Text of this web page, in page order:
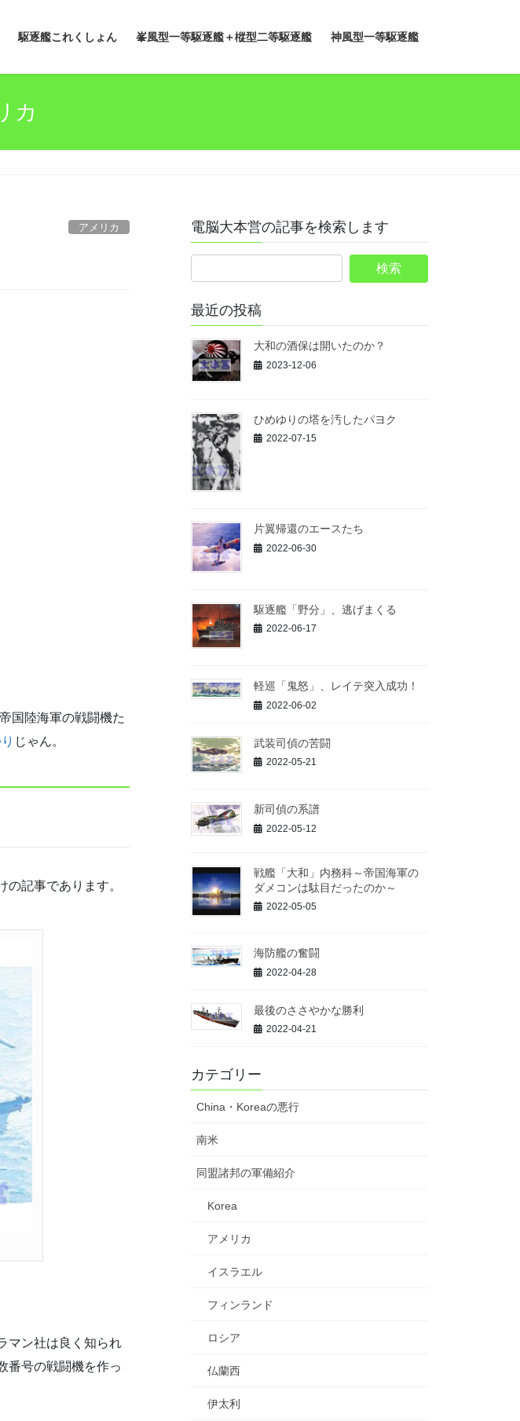
駆逐艦これくしょん 峯風型一等駆逐艦＋樅型二等駆逐艦 神風型一等駆逐艦
カ
アメリカ
国陸海軍の戦闘機た
じゃん。
記事であります。
マン社は良く知られ
番号の戦闘機を作っ
電脳大本営の記事を検索します
最近の投稿
大和の酒保は開いたのか？
2023-12-06
ひめゆりの塔を汚したパヨク
2022-07-15
片翼帰還のエースたち
2022-06-30
駆逐艦「野分」、逃げまくる
2022-06-17
軽巡「鬼怒」、レイテ突入成功！
2022-06-02
武装司偵の苦闘
2022-05-21
新司偵の系譜
2022-05-12
戦艦「大和」内務科～帝国海軍の
ダメコンは駄目だったのか～
2022-05-05
海防艦の奮闘
2022-04-28
最後のささやかな勝利
2022-04-21
カテゴリー
China・Koreaの悪行
南米
同盟諸邦の軍備紹介
Korea
アメリカ
イスラエル
フィンランド
ロシア
仏蘭西
伊太利